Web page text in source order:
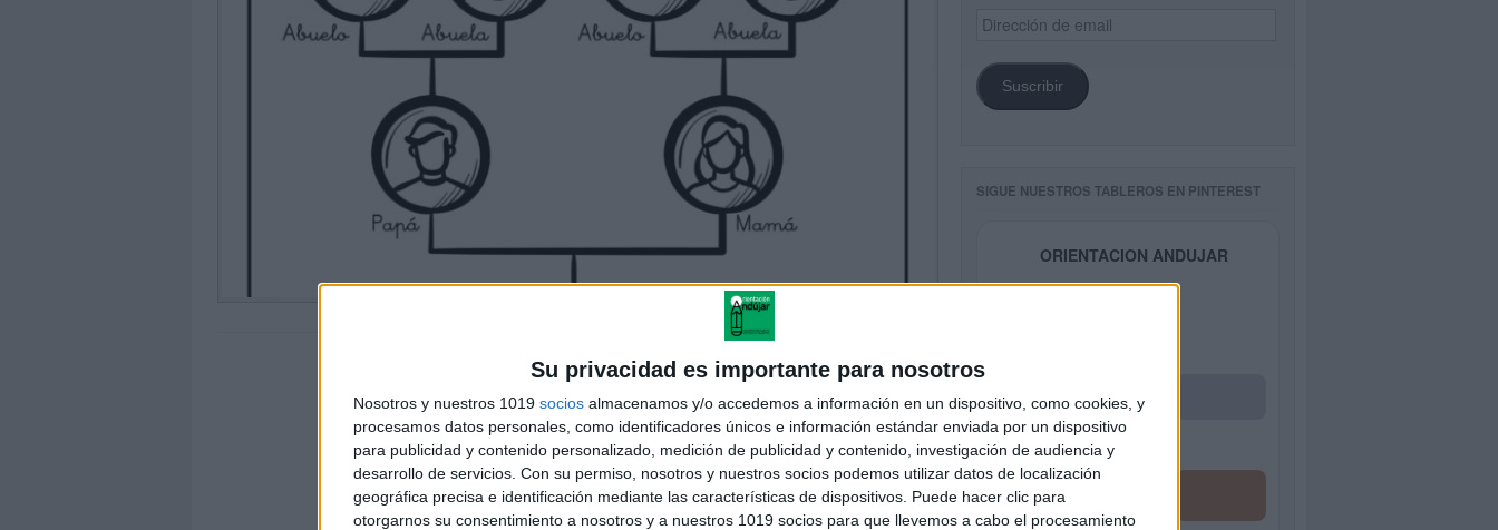
Su privacidad es importante para nosotros
Nosotros y nuestros 1019 socios almacenamos y/o accedemos a información en un dispositivo, como cookies, y
procesamos datos personales, como identificadores únicos e información estándar enviada por un dispositivo
para publicidad y contenido personalizado, medición de publicidad y contenido, investigación de audiencia y
desarrollo de servicios. Con su permiso, nosotros y nuestros socios podemos utilizar datos de localización
geográfica precisa e identificación mediante las características de dispositivos. Puede hacer clic para
otorgarnos su consentimiento a nosotros y a nuestros 1019 socios para que llevemos a cabo el procesamiento
Dirección
de
Suscribir
SIGUE NUESTROS TABLEROS EN PINTEREST
ORIENTACION ANDUJAR